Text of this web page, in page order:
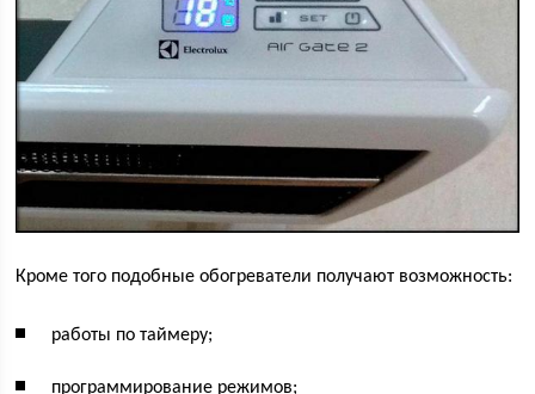
Кроме того подобные обогреватели получают возможность:
работы по таймеру;
программирование режимов;